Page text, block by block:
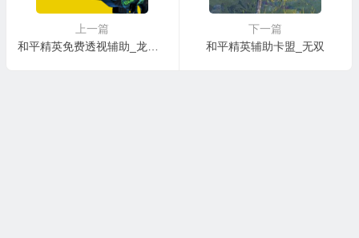
上一篇
下一篇
和平精英辅助卡盟_无双